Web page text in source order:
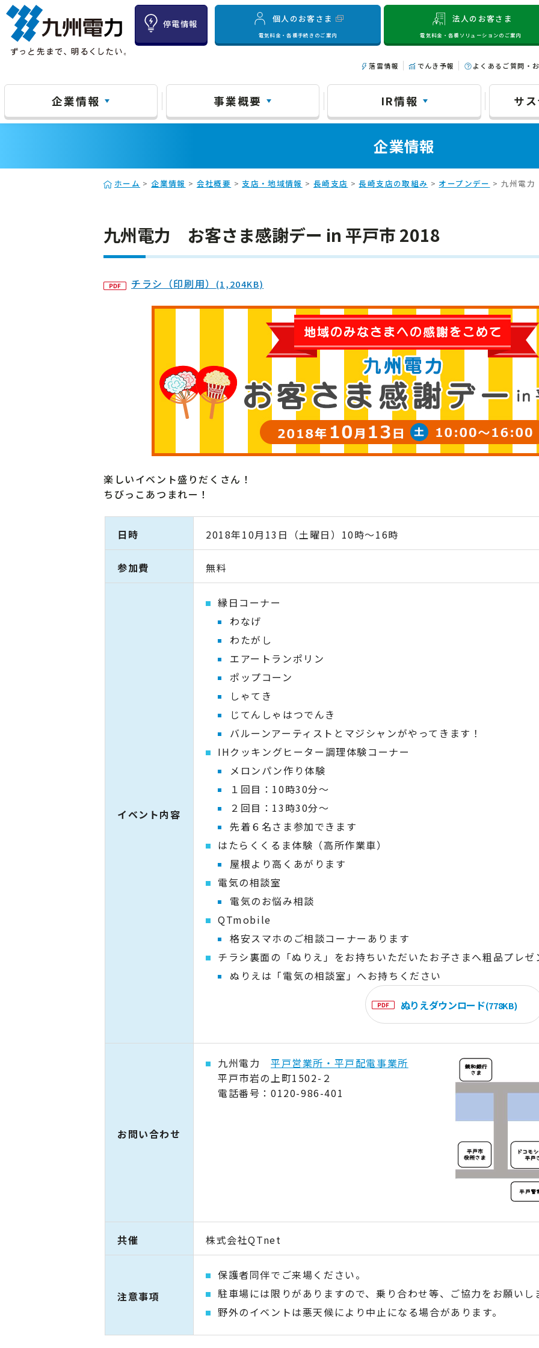
停電情報
個人のお客さま
電気料金・各種手続きのご案内
法人のお客さま
電気料金・各種ソリューションのご案内
落雷情報 でんき予報 よくあるご質問・
企業情報 事業概要 IR情報 サ
企業情報
ホーム > 企業情報 > 会社概要 > 支店・地域情報 > 長崎支店 >長崎支店の取組み > オープンデー > 九州電
九州電力 お客さま感謝デー in 平戸市 2018
チラシ（印刷用） (1,204KB)
楽しいイベント盛りだくさん！
ちびっこあつまれー！
日時 2018年10月13日（土曜日）10時～16時
参加費 無料
イベント内容
縁日コーナー
わなげ
わたがし
エアートランポリン
ポップコーン
しゃてき
じてんしゃはつでんき
バルーンアーティストとマジシャンがやってきます！
IHクッキングヒーター調理体験コーナー
メロンパン作り体験
１回目：10時30分～
２回目：13時30分～
先着６名さま参加できます
はたらくくるま体験（高所作業車）
屋根より高くあがります
電気の相談室
電気のお悩み相談
QTmobile
格安スマホのご相談コーナーあります
チラシ裏面の「ぬりえ」をお持ちいただいたお子さまへ粗品プレゼ
ぬりえは「電気の相談室」へお持ちください
ぬりえダウンロード(778KB)
お問い合わせ
九州電力 平戸営業所・平戸配電事業所
平戸市岩の上町1502-２
電話番号：0120-986-401
共催 株式会社QTnet
注意事項
保護者同伴でご来場ください。
駐車場には限りがありますので、乗り合わせ等、ご協力をお願いし
野外のイベントは悪天候により中止になる場合があります。